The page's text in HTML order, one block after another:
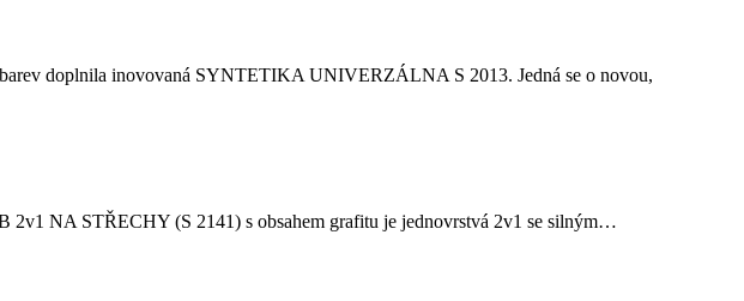
doplnila inovovaná SYNTETIKA UNIVERZÁLNA S 2013. Jedná se o novou,
NA STŘECHY (S 2141) s obsahem grafitu je jednovrstvá 2v1 se silným…